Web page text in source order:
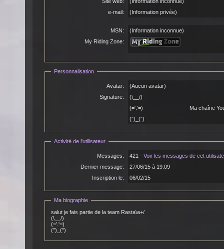
e-mail:
(Information privée)
MSN:
(Information inconnue)
My Riding Zone:
Personnalisation
Avatar:
(Aucun avatar)
Signature:
(='.'=) Ma chaîne YouTube
(")_(")
Activité de l'utilisateur
Messages: 421 - Voir les messages de cet
Dernier message:
27/06/15 à 19:09
Inscription le:
06/02/15
Ma biographie
salut je fais partie de la team Rasta\a+/
(\__/)
(='.'=)
(")_(")